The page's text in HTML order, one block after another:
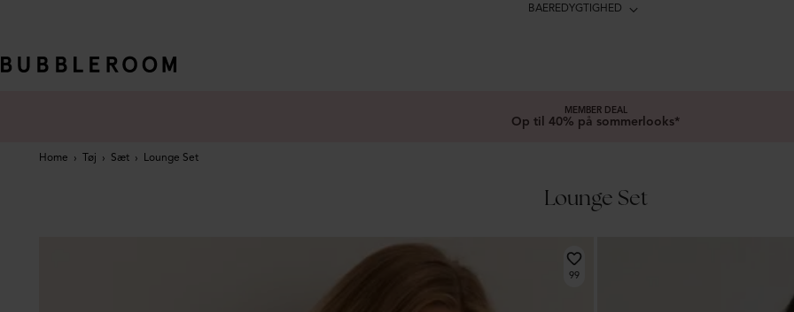
BAEREDYGTIGHED
MEMBER DEAL
Op til 40% på sommerlooks*
Home › Tøj › Sæt › Lounge Set
Lounge Set
99